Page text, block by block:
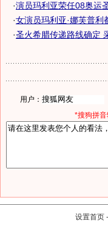
·演员玛利亚荣任08奥运
·女演员玛利亚·娜芙普利
·圣火希腊传递路线确定
用户：
*搜狗拼
设置首页 -